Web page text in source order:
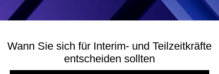
Wann Sie sich für Interim- und Teilzeitkräfte
entscheiden sollten